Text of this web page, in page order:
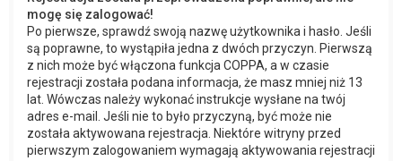
mogę się zalogować!
Po pierwsze, sprawdź swoją nazwę użytkownika i hasło. Jeśli
są poprawne, to wystąpiła jedna z dwóch przyczyn. Pierwszą
z nich może być włączona funkcja COPPA, a w czasie
rejestracji została podana informacja, że masz mniej niż 13
lat. Wówczas należy wykonać instrukcje wysłane na twój
adres e-mail. Jeśli nie to było przyczyną, być może nie
została aktywowana rejestracja. Niektóre witryny przed
pierwszym zalogowaniem wymagają aktywowania rejestracji